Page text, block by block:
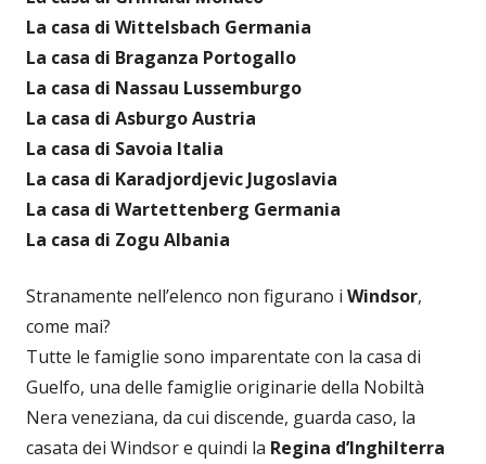
La casa di Wittelsbach Germania
La casa di Braganza Portogallo
La casa di Nassau Lussemburgo
La casa di Asburgo Austria
La casa di Savoia Italia
La casa di Karadjordjevic Jugoslavia
La casa di Wartettenberg Germania
La casa di Zogu Albania
Stranamente nell’elenco non figurano i Windsor,
come mai?
Tutte le famiglie sono imparentate con la casa di
Guelfo, una delle famiglie originarie della Nobiltà
Nera veneziana, da cui discende, guarda caso, la
casata dei Windsor e quindi la Regina d’Inghilterra